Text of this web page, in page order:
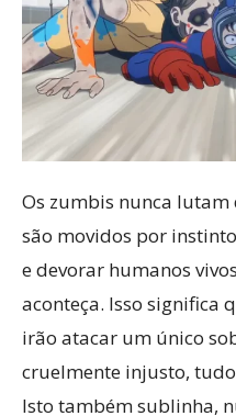
Os zumbis nunca
são movidos por
e devorar humanos
aconteça. Isso significa
irão atacar um único
cruelmente injusto,
Isto também sublinha,